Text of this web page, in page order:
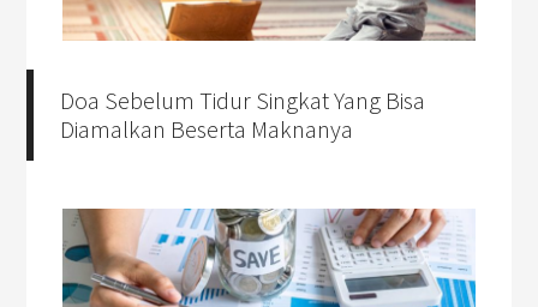
Doa Sebelum Tidur Singkat Yang Bisa
Diamalkan Beserta Maknanya